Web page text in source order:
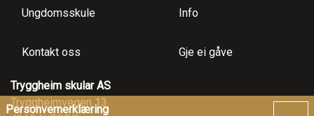
Ungdomsskule Info
Kontakt oss Gje ei gåve
Tryggheim skular AS
Tryggheimvegen 13
Personvernerklæring